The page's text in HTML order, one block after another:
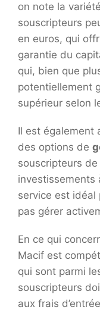
on note la
souscripteurs
en euros, qui
garantie du
qui, bien que
potentiellement
supérieur selon
Il est également
des options de
souscripteurs
investissements
service est idéal
pas gérer
En ce qui
Macif est
qui sont parmi
souscripteurs
aux frais